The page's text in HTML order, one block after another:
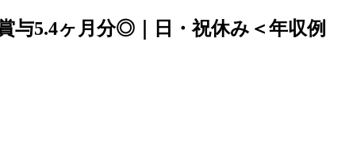
与5.4ヶ月分◎｜日・祝休み＜年収例